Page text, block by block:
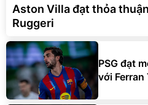
Aston Villa đạt thỏa
Ruggeri
PSG đạt
với Ferran